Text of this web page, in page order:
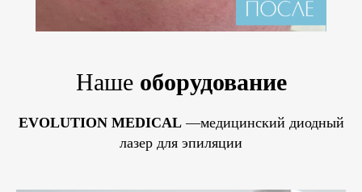
Наше оборудование
EVOLUTION MEDICAL—медицинский диодный
лазер для эпиляции